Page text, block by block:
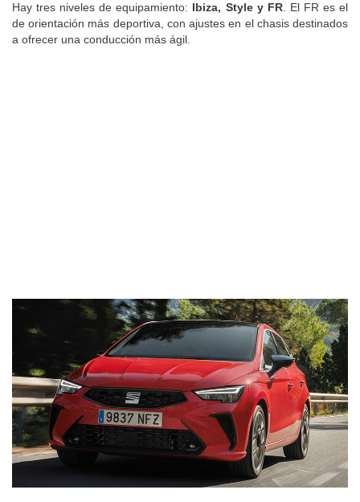
Hay tres niveles de equipamiento: Ibiza, Style y FR. El FR es el
de orientación más deportiva, con ajustes en el chasis destinados
a ofrecer una conducción más ágil.